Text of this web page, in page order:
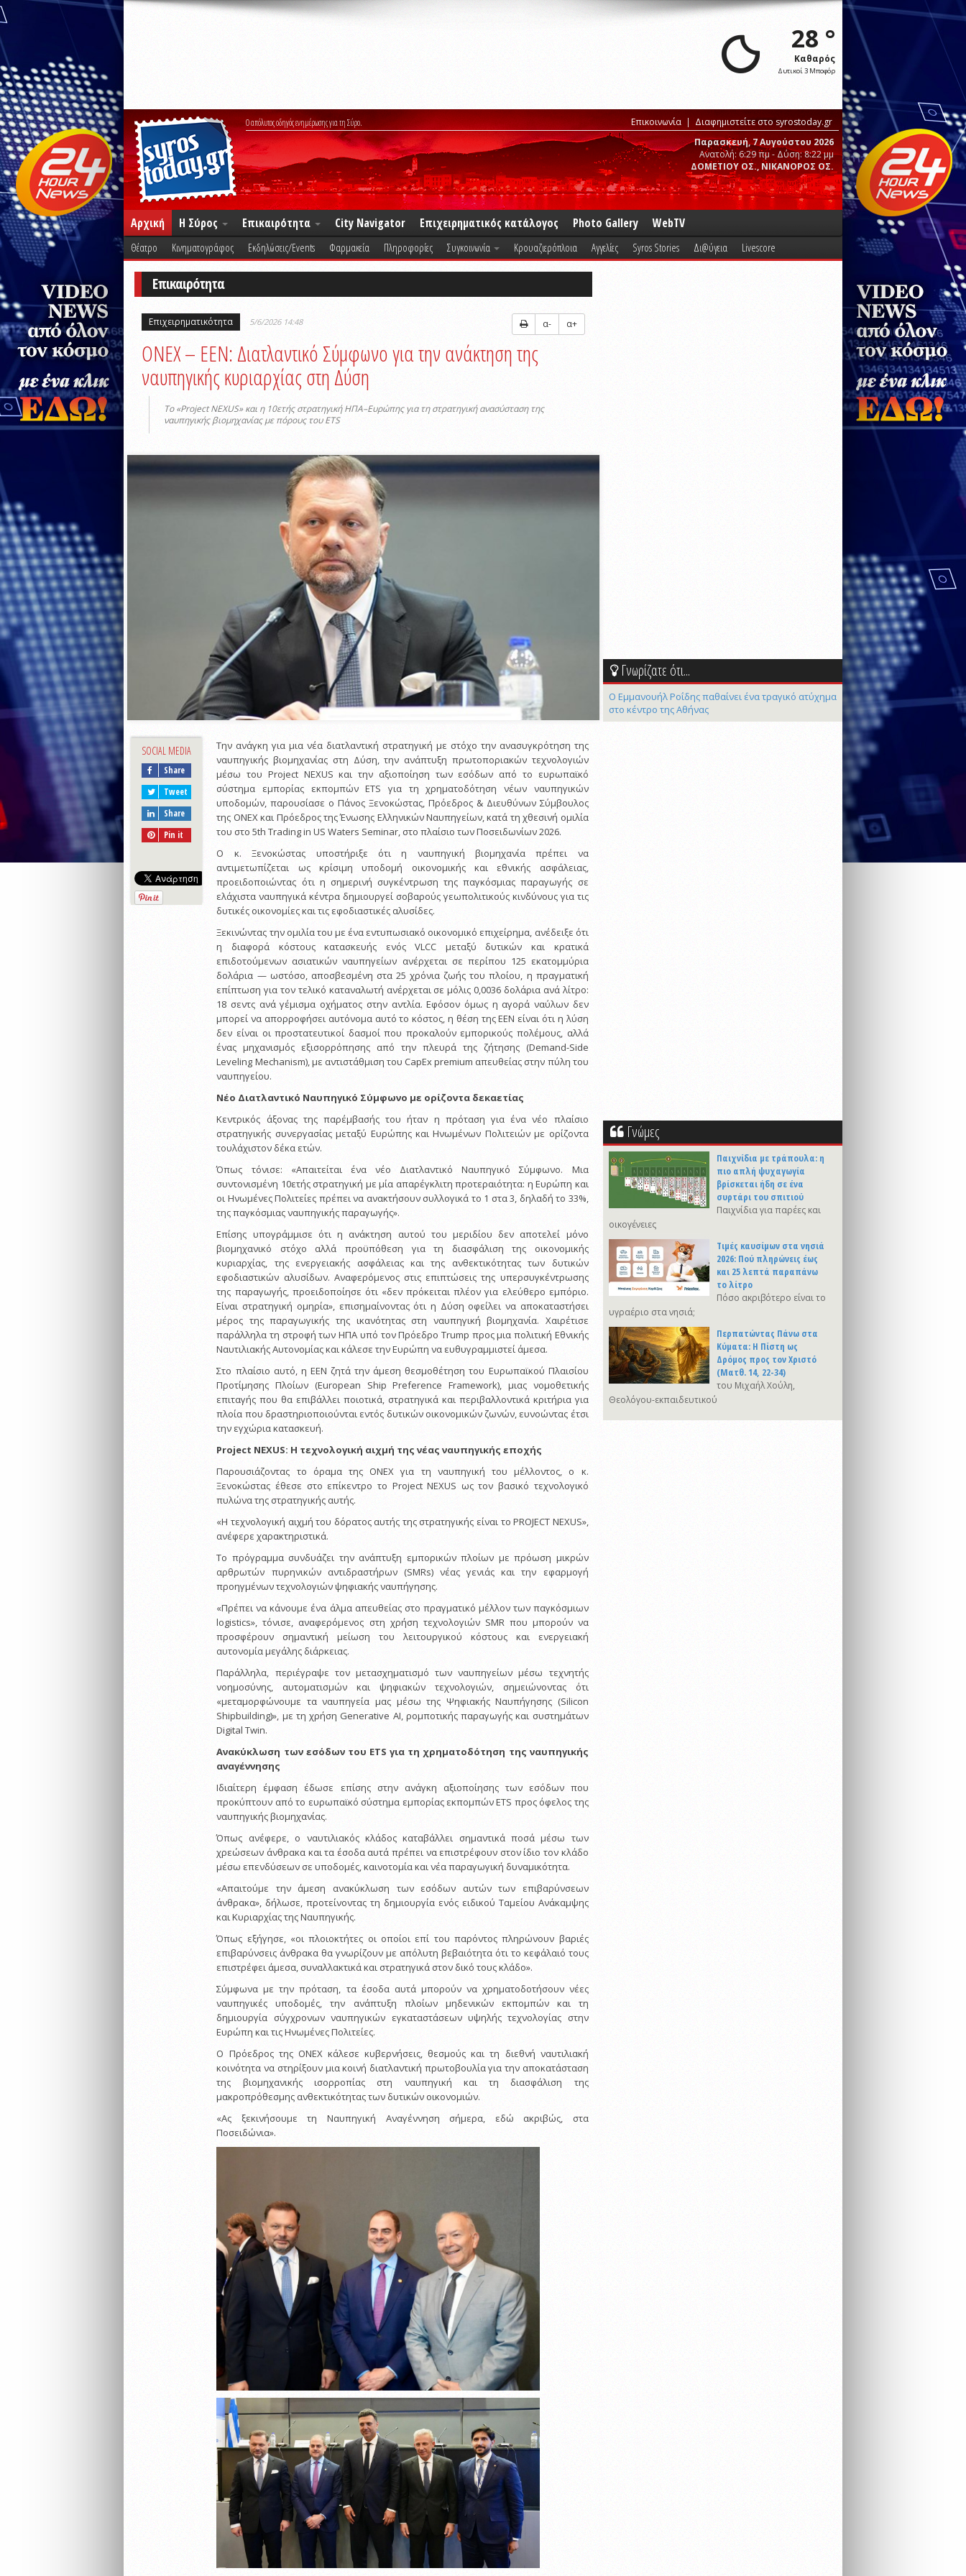
28 °
Καθαρός
Δυτικοί 3 Μποφόρ
Ο απόλυτος οδηγός ενημέρωσης για τη Σύρο. Επικοινωνία
Διαφημιστείτε στο syrostoday.gr
Παρασκευή, 7 Αυγούστου 2026
Ανατολή: 6:29 πμ - Δύση: 8:22 μμ
ΔΟΜΕΤΙΟΥ ΟΣ., ΝΙΚΑΝΟΡΟΣ ΟΣ.
Αρχική Η Σύρος Επικαιρότητα City Navigator Επιχειρηματικός κατάλογος Photo Gallery WebTV
Θέατρο Κινηματογράφος Εκδηλώσεις/Events Φαρμακεία Πληροφορίες Συγκοινωνία Κρουαζιερόπλοια Αγγελίες Syros Stories Δι@ύγεια Livescore
Επικαιρότητα
Επιχειρηματικότητα 5/6/2026 14:48 α- α+
ONEX – ΕΕΝ: Διατλαντικό Σύμφωνο για την ανάκτηση της
ναυπηγικής κυριαρχίας στη Δύση
Το «Project NEXUS» και η 10ετής στρατηγική ΗΠΑ–Ευρώπης για τη στρατηγική ανασύσταση της
ναυπηγικής βιομηχανίας με πόρους του ETS
SOCIAL MEDIA
Share
Tweet
Share
Pin it
Την ανάγκη για μια νέα διατλαντική στρατηγική με στόχο την ανασυγκρότηση της
ναυπηγικής βιομηχανίας στη Δύση, την ανάπτυξη πρωτοποριακών τεχνολογιών
μέσω του Project NEXUS και την αξιοποίηση των εσόδων από το ευρωπαϊκό
σύστημα εμπορίας εκπομπών ETS για τη χρηματοδότηση νέων ναυπηγικών
υποδομών, παρουσίασε ο Πάνος Ξενοκώστας, Πρόεδρος & Διευθύνων Σύμβουλος
της ONEX και Πρόεδρος της Ένωσης Ελληνικών Ναυπηγείων, κατά τη χθεσινή ομιλία
του στο 5th Trading in US Waters Seminar, στο πλαίσιο των Ποσειδωνίων 2026.
Ο κ. Ξενοκώστας υποστήριξε ότι η ναυπηγική βιομηχανία πρέπει να
αντιμετωπίζεται ως κρίσιμη υποδομή οικονομικής και εθνικής ασφάλειας,
προειδοποιώντας ότι η σημερινή συγκέντρωση της παγκόσμιας παραγωγής σε
ελάχιστα ναυπηγικά κέντρα δημιουργεί σοβαρούς γεωπολιτικούς κινδύνους για τις
δυτικές οικονομίες και τις εφοδιαστικές αλυσίδες.
Ξεκινώντας την ομιλία του με ένα εντυπωσιακό οικονομικό επιχείρημα, ανέδειξε ότι
η διαφορά κόστους κατασκευής ενός VLCC μεταξύ δυτικών και κρατικά
επιδοτούμενων ασιατικών ναυπηγείων ανέρχεται σε περίπου 125 εκατομμύρια
δολάρια — ωστόσο, αποσβεσμένη στα 25 χρόνια ζωής του πλοίου, η πραγματική
επίπτωση για τον τελικό καταναλωτή ανέρχεται σε μόλις 0,0036 δολάρια ανά λίτρο:
18 σεντς ανά γέμισμα οχήματος στην αντλία. Εφόσον όμως η αγορά ναύλων δεν
μπορεί να απορροφήσει αυτόνομα αυτό το κόστος, η θέση της ΕΕΝ είναι ότι η λύση
δεν είναι οι προστατευτικοί δασμοί που προκαλούν εμπορικούς πολέμους, αλλά
ένας μηχανισμός εξισορρόπησης από την πλευρά της ζήτησης (Demand-Side
Leveling Mechanism), με αντιστάθμιση του CapEx premium απευθείας στην πύλη του
ναυπηγείου.
Νέο Διατλαντικό Ναυπηγικό Σύμφωνο με ορίζοντα δεκαετίας
Κεντρικός άξονας της παρέμβασής του ήταν η πρόταση για ένα νέο πλαίσιο
στρατηγικής συνεργασίας μεταξύ Ευρώπης και Ηνωμένων Πολιτειών με ορίζοντα
τουλάχιστον δέκα ετών.
Όπως τόνισε: «Απαιτείται ένα νέο Διατλαντικό Ναυπηγικό Σύμφωνο. Μια
συντονισμένη 10ετής στρατηγική με μία απαρέγκλιτη προτεραιότητα: η Ευρώπη και
οι Ηνωμένες Πολιτείες πρέπει να ανακτήσουν συλλογικά το 1 στα 3, δηλαδή το 33%,
της παγκόσμιας ναυπηγικής παραγωγής».
Επίσης υπογράμμισε ότι η ανάκτηση αυτού του μεριδίου δεν αποτελεί μόνο
βιομηχανικό στόχο αλλά προϋπόθεση για τη διασφάλιση της οικονομικής
κυριαρχίας, της ενεργειακής ασφάλειας και της ανθεκτικότητας των δυτικών
εφοδιαστικών αλυσίδων. Αναφερόμενος στις επιπτώσεις της υπερσυγκέντρωσης
της παραγωγής, προειδοποίησε ότι «δεν πρόκειται πλέον για ελεύθερο εμπόριο.
Είναι στρατηγική ομηρία», επισημαίνοντας ότι η Δύση οφείλει να αποκαταστήσει
μέρος της παραγωγικής της ικανότητας στη ναυπηγική βιομηχανία. Χαιρέτισε
παράλληλα τη στροφή των ΗΠΑ υπό τον Πρόεδρο Trump προς μια πολιτική Εθνικής
Ναυτιλιακής Αυτονομίας και κάλεσε την Ευρώπη να ευθυγραμμιστεί άμεσα.
Στο πλαίσιο αυτό, η ΕΕΝ ζητά την άμεση θεσμοθέτηση του Ευρωπαϊκού Πλαισίου
Προτίμησης Πλοίων (European Ship Preference Framework), μιας νομοθετικής
επιταγής που θα επιβάλλει ποιοτικά, στρατηγικά και περιβαλλοντικά κριτήρια για
πλοία που δραστηριοποιούνται εντός δυτικών οικονομικών ζωνών, ευνοώντας έτσι
την εγχώρια κατασκευή.
Project NEXUS: Η τεχνολογική αιχμή της νέας ναυπηγικής εποχής
Παρουσιάζοντας το όραμα της ONEX για τη ναυπηγική του μέλλοντος, ο κ.
Ξενοκώστας έθεσε στο επίκεντρο το Project NEXUS ως τον βασικό τεχνολογικό
πυλώνα της στρατηγικής αυτής.
«Η τεχνολογική αιχμή του δόρατος αυτής της στρατηγικής είναι το PROJECT NEXUS»,
ανέφερε χαρακτηριστικά.
Το πρόγραμμα συνδυάζει την ανάπτυξη εμπορικών πλοίων με πρόωση μικρών
αρθρωτών πυρηνικών αντιδραστήρων (SMRs) νέας γενιάς και την εφαρμογή
προηγμένων τεχνολογιών ψηφιακής ναυπήγησης.
«Πρέπει να κάνουμε ένα άλμα απευθείας στο πραγματικό μέλλον των παγκόσμιων
logistics», τόνισε, αναφερόμενος στη χρήση τεχνολογιών SMR που μπορούν να
προσφέρουν σημαντική μείωση του λειτουργικού κόστους και ενεργειακή
αυτονομία μεγάλης διάρκειας.
Παράλληλα, περιέγραψε τον μετασχηματισμό των ναυπηγείων μέσω τεχνητής
νοημοσύνης, αυτοματισμών και ψηφιακών τεχνολογιών, σημειώνοντας ότι
«μεταμορφώνουμε τα ναυπηγεία μας μέσω της Ψηφιακής Ναυπήγησης (Silicon
Shipbuilding)», με τη χρήση Generative AI, ρομποτικής παραγωγής και συστημάτων
Digital Twin.
Ανακύκλωση των εσόδων του ETS για τη χρηματοδότηση της ναυπηγικής
αναγέννησης
Ιδιαίτερη έμφαση έδωσε επίσης στην ανάγκη αξιοποίησης των εσόδων που
προκύπτουν από το ευρωπαϊκό σύστημα εμπορίας εκπομπών ETS προς όφελος της
ναυπηγικής βιομηχανίας.
Όπως ανέφερε, ο ναυτιλιακός κλάδος καταβάλλει σημαντικά ποσά μέσω των
χρεώσεων άνθρακα και τα έσοδα αυτά πρέπει να επιστρέφουν στον ίδιο τον κλάδο
μέσω επενδύσεων σε υποδομές, καινοτομία και νέα παραγωγική δυναμικότητα.
«Απαιτούμε την άμεση ανακύκλωση των εσόδων αυτών των επιβαρύνσεων
άνθρακα», δήλωσε, προτείνοντας τη δημιουργία ενός ειδικού Ταμείου Ανάκαμψης
και Κυριαρχίας της Ναυπηγικής.
Όπως εξήγησε, «οι πλοιοκτήτες οι οποίοι επί του παρόντος πληρώνουν βαριές
επιβαρύνσεις άνθρακα θα γνωρίζουν με απόλυτη βεβαιότητα ότι το κεφάλαιό τους
επιστρέφει άμεσα, συναλλακτικά και στρατηγικά στον δικό τους κλάδο».
Σύμφωνα με την πρόταση, τα έσοδα αυτά μπορούν να χρηματοδοτήσουν νέες
ναυπηγικές υποδομές, την ανάπτυξη πλοίων μηδενικών εκπομπών και τη
δημιουργία σύγχρονων ναυπηγικών εγκαταστάσεων υψηλής τεχνολογίας στην
Ευρώπη και τις Ηνωμένες Πολιτείες.
Ο Πρόεδρος της ONEX κάλεσε κυβερνήσεις, θεσμούς και τη διεθνή ναυτιλιακή
κοινότητα να στηρίξουν μια κοινή διατλαντική πρωτοβουλία για την αποκατάσταση
της βιομηχανικής ισορροπίας στη ναυπηγική και τη διασφάλιση της
μακροπρόθεσμης ανθεκτικότητας των δυτικών οικονομιών.
«Ας ξεκινήσουμε τη Ναυπηγική Αναγέννηση σήμερα, εδώ ακριβώς, στα
Ποσειδώνια».
Γνωρίζατε ότι...
Ο Εμμανουήλ Ροΐδης παθαίνει ένα τραγικό ατύχημα
στο κέντρο της Αθήνας
Γνώμες
Παιχνίδια με τράπουλα: η
πιο απλή ψυχαγωγία
βρίσκεται ήδη σε ένα
συρτάρι του σπιτιού
Παιχνίδια για παρέες και
οικογένειες
Τιμές καυσίμων στα νησιά
2026: Πού πληρώνεις έως
και 25 λεπτά παραπάνω
το λίτρο
Πόσο ακριβότερο είναι το
υγραέριο στα νησιά;
Περπατώντας Πάνω στα
Κύματα: Η Πίστη ως
Δρόμος προς τον Χριστό
(Ματθ. 14, 22-34)
του Μιχαήλ Χούλη,
Θεολόγου-εκπαιδευτικού